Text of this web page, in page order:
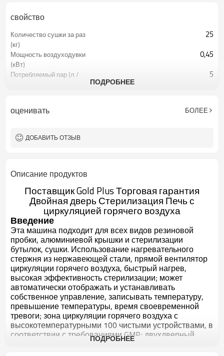
свойство
Количество сушки за раз
(кг)
25
Мощность воздуходувки
(кВт)
0,45
Потребляемый пар (л /
5
Размер машины (мм) 1550 * 1000 * 2044
ПОДРОБНЕЕ
оценивать БОЛЕЕ
ДОБАВИТЬ ОТЗЫВ
Описание продуктов
Поставщик Gold Plus Торговая гарантия
Двойная дверь Стерилизация Печь с
циркуляцией горячего воздуха
Введение
Эта машина подходит для всех видов резиновой
пробки, алюминиевой крышки и стерилизации
бутылок, сушки. Использование нагревательного
стержня из нержавеющей стали, прямой вентилятор
циркуляции горячего воздуха, быстрый нагрев,
высокая эффективность стерилизации; может
автоматически отображать и устанавливать
собственное управление, записывать температуру,
превышение температуры, время своевременной
тревоги; зона циркуляции горячего воздуха с
высокотемпературными 100 чистыми устройствами, в
соответствии с требованиями GMP; двухдверный
дизайн и блокирующее устройство для обеспечения
ПОДРОБНЕЕ